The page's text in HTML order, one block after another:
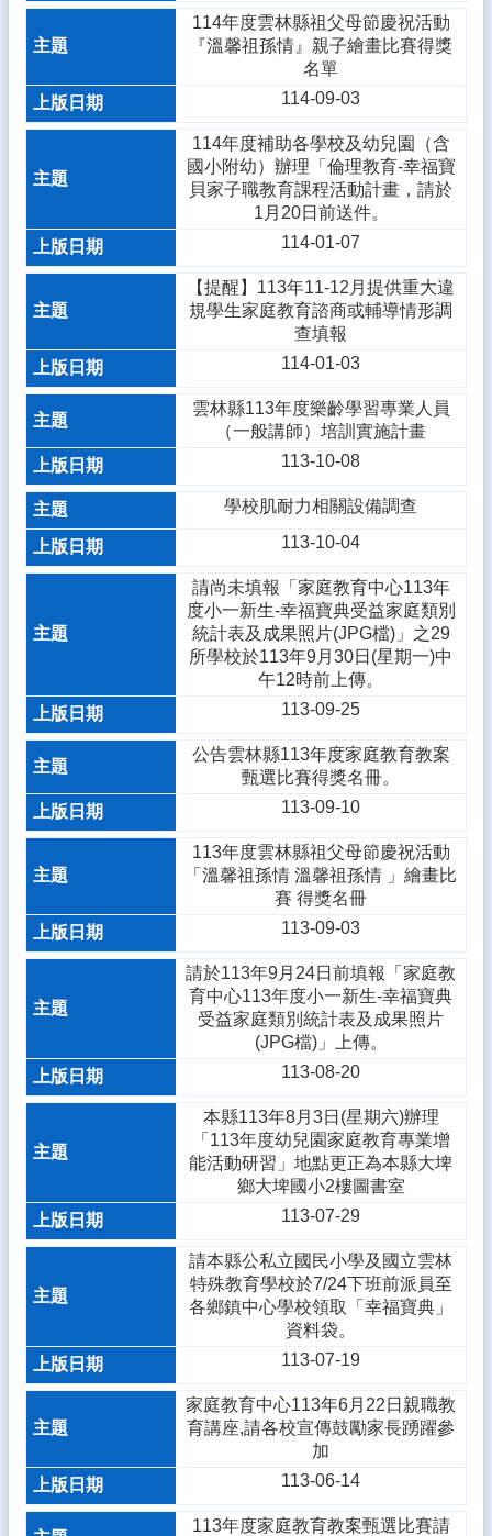
網
站
導
後
管
理
網
站
料
放
宣
隱
私
權
宣
告
資
安
全
策
114年度雲林縣祖父母節慶祝活動
『溫馨祖孫情』親子繪畫比賽得獎
名單
114-09-03
114年度補助各學校及幼兒園（含
國小附幼）辦理「倫理教育-幸福寶
貝家子職教育課程活動計畫，請於
1月20日前送件。
114-01-07
【提醒】113年11-12月提供重大違
規學生家庭教育諮商或輔導情形調
查填報
114-01-03
雲林縣113年度樂齡學習專業人員
（一般講師）培訓實施計畫
113-10-08
學校肌耐力相關設備調查
113-10-04
請尚未填報「家庭教育中心113年
度小一新生-幸福寶典受益家庭類別
統計表及成果照片(JPG檔)」之29
所學校於113年9月30日(星期一)中
午12時前上傳。
113-09-25
公告雲林縣113年度家庭教育教案
甄選比賽得獎名冊。
113-09-10
113年度雲林縣祖父母節慶祝活動
「溫馨祖孫情 溫馨祖孫情 」繪畫比
賽 得獎名冊
113-09-03
請於113年9月24日前填報「家庭教
育中心113年度小一新生-幸福寶典
受益家庭類別統計表及成果照片
(JPG檔)」上傳。
113-08-20
本縣113年8月3日(星期六)辦理
「113年度幼兒園家庭教育專業增
能活動研習」地點更正為本縣大埤
鄉大埤國小2樓圖書室
113-07-29
請本縣公私立國民小學及國立雲林
特殊教育學校於7/24下班前派員至
各鄉鎮中心學校領取「幸福寶典」
資料袋。
113-07-19
家庭教育中心113年6月22日親職教
育講座,請各校宣傳鼓勵家長踴躍參
加
113-06-14
113年度家庭教育教案甄選比賽請